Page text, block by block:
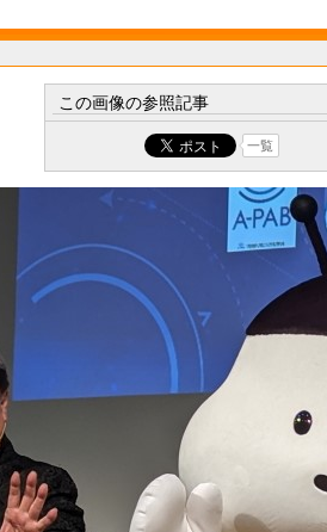
この画像の参照記事
一覧